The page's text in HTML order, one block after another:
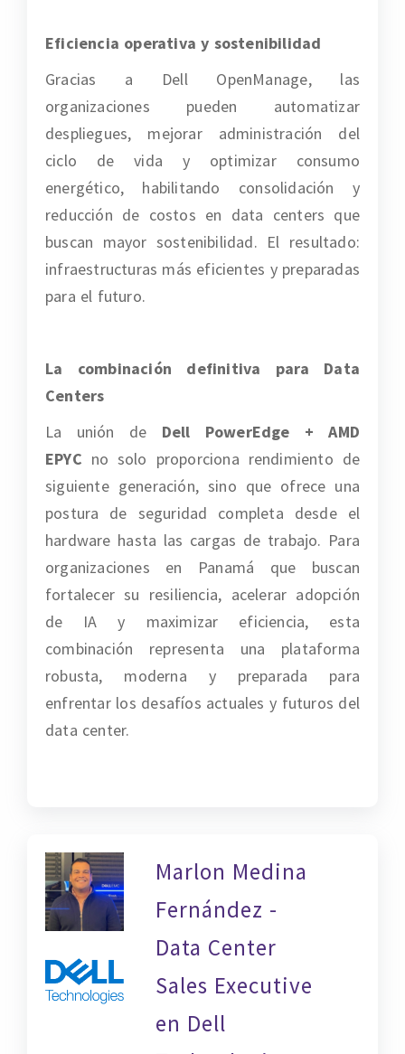
Eficiencia operativa y sostenibilidad
Gracias a Dell OpenManage, las
organizaciones pueden automatizar
despliegues, mejorar administración del
ciclo de vida y optimizar consumo
energético, habilitando consolidación y
reducción de costos en data centers que
buscan mayor sostenibilidad. El resultado:
infraestructuras más eficientes y preparadas
para el futuro.
La combinación definitiva para Data
Centers
La unión de Dell PowerEdge + AMD
EPYC no solo proporciona rendimiento de
siguiente generación, sino que ofrece una
postura de seguridad completa desde el
hardware hasta las cargas de trabajo. Para
organizaciones en Panamá que buscan
fortalecer su resiliencia, acelerar adopción
de IA y maximizar eficiencia, esta
combinación representa una plataforma
robusta, moderna y preparada para
enfrentar los desafíos actuales y futuros del
data center.
Marlon Medina
Fernández -
Data Center
Sales Executive
en Dell